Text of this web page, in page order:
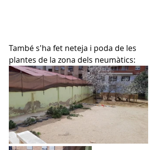
També s'ha fet neteja i poda de les
plantes de la zona dels neumàtics: